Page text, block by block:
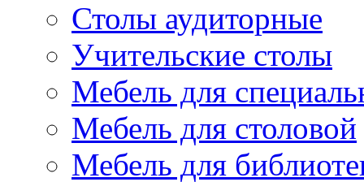
Столы аудиторные
Учительские столы
Мебель для
Мебель для столовой
Мебель для